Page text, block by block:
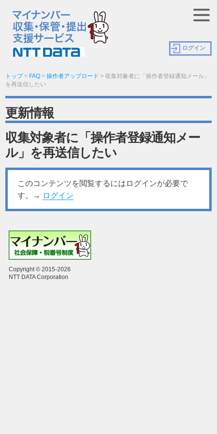
ログイン
トップ> FAQ >操作者アップロード > 収集対象者に「操作者登録通知メール」
を再送信したい
更新情報
収集対象者に「操作者登録通知メー
ル」を再送信したい
このコンテンツを閲覧するにはログインが必要で
す。→ ログイン
Copyright © 2015-2026
NTT DATA Corporation